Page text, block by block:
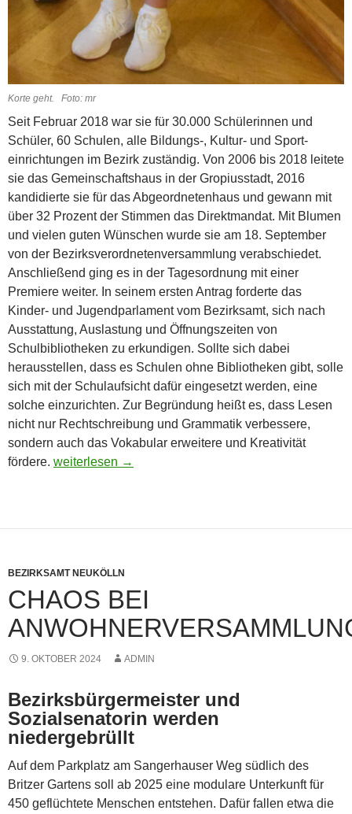
Korte geht. Foto: mr
Seit Februar 2018 war sie für 30.000 Schülerinnen und
Schüler, 60 Schulen, alle Bildungs-, Kultur- und Sport­
einrichtungen im Bezirk zuständig. Von 2006 bis 2018 leitete
sie das Gemeinschaftshaus in der Gropiusstadt, 2016
kandidierte sie für das Abgeordnetenhaus und gewann mit
über 32 Prozent der Stimmen das Direktmandat. Mit Blumen
und vielen guten Wünschen wurde sie am 18. September
von der Bezirksverordnetenversammlung verabschiedet.
Anschließend ging es in der Tagesordnung mit einer
Premiere weiter. In seinem ersten Antrag forderte das
Kinder- und Jugendparlament vom Bezirksamt, sich nach
Ausstattung, Auslastung und Öffnungszeiten von
Schulbibliotheken zu erkundigen. Sollte sich dabei
herausstellen, dass es Schulen ohne Bibliotheken gibt, solle
sich mit der Schulaufsicht dafür eingesetzt werden, eine
solche einzurichten. Zur Begründung heißt es, dass Lesen
nicht nur Rechtschreibung und Grammatik verbessere,
sondern auch das Vokabular erweitere und Kreativität
fördere. Ein Abschied und eine Premiere
weiterlesen →
BEZIRKSAMT NEUKÖLLN
CHAOS BEI
9. OKTOBER 2024 ADMIN
Bezirksbürgermeister und
Sozialsenatorin werden
niedergebrüllt
Auf dem Parkplatz am Sangerhauser Weg südlich des
Britzer Gartens soll ab 2025 eine modulare Unterkunft für
450 geflüchtete Menschen entstehen. Dafür fallen etwa die